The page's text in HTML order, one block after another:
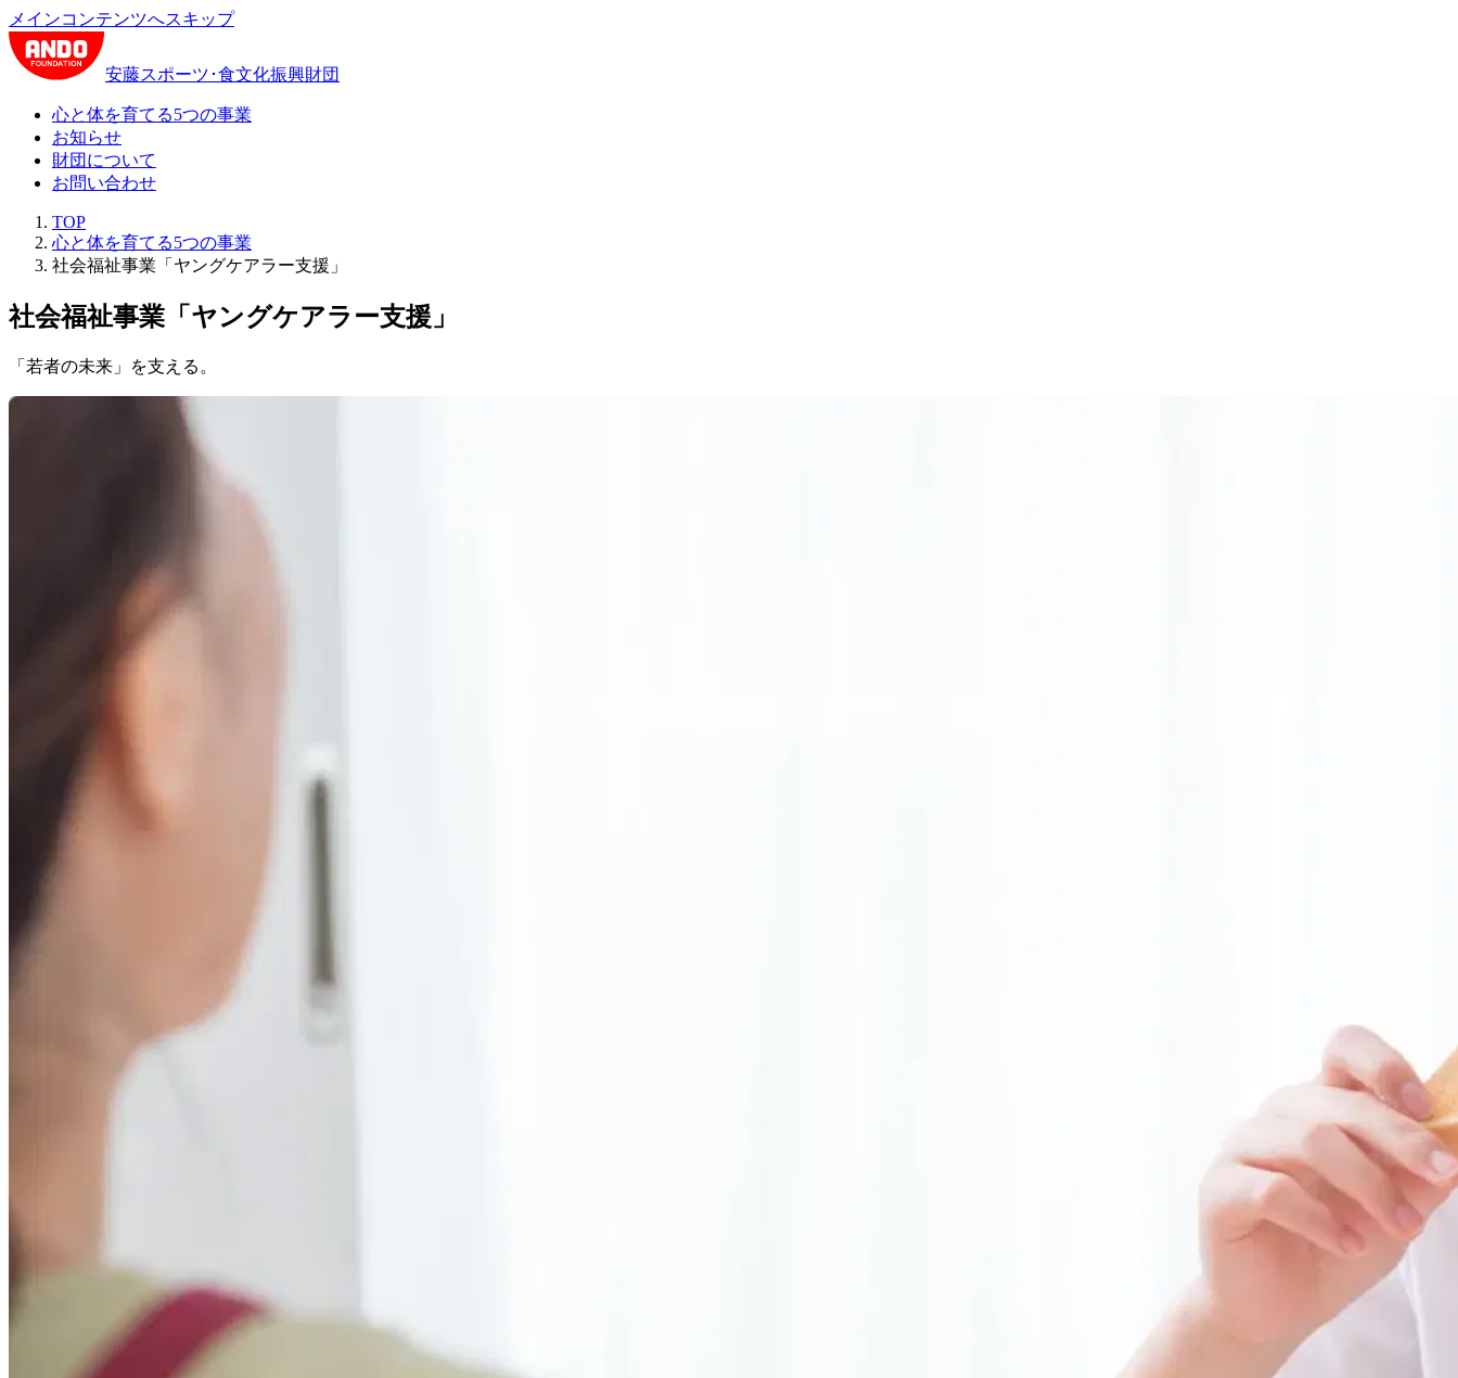
メインコンテンツへスキップ
安藤スポーツ･食文化振興財団
心と体を育てる5つの事業
お知らせ
財団について
お問い合わせ
TOP
心と体を育てる5つの事業
社会福祉事業「ヤングケアラー支援」
社会福祉事業「ヤングケアラー支援」
「若者の未来」を支える。